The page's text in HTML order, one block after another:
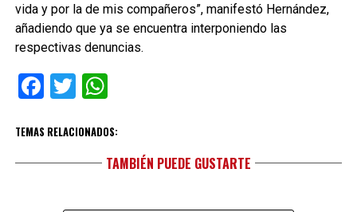
vida y por la de mis compañeros”, manifestó Hernández,
añadiendo que ya se encuentra interponiendo las
respectivas denuncias.
Facebook
TwitterWhatsApp
TEMAS RELACIONADOS:
TAMBIÉN PUEDE GUSTARTE